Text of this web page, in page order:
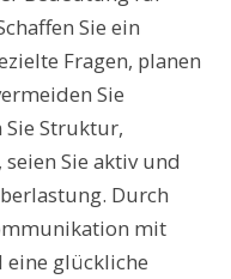
Sie ein
Fragen, planen
Sie
Struktur,
Sie aktiv und
Durch
mit
eine glückliche